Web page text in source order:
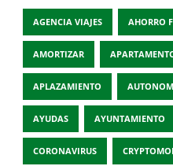
AGENCIA VIAJES AHORRO
AMORTIZAR
APLAZAMIENTO
AYUDAS AYUNTAMIENTO
CORONAVIRUS